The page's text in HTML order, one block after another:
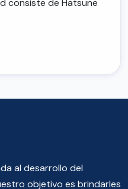
al desarrollo del
objetivo es brindarles